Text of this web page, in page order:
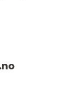
no